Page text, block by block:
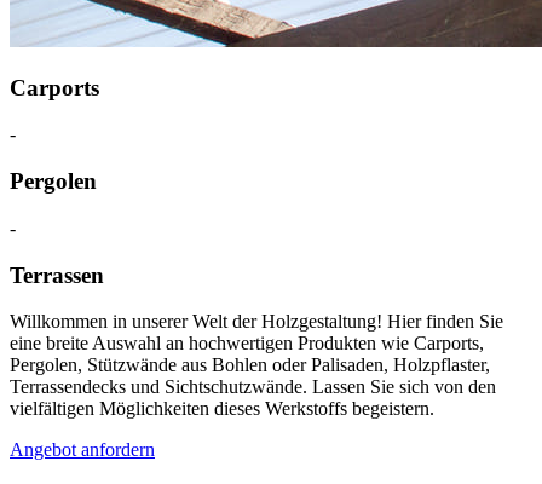
Carports
-
Pergolen
-
Terrassen
Willkommen in unserer Welt der Holzgestaltung! Hier finden Sie
eine breite Auswahl an hochwertigen Produkten wie Carports,
Pergolen, Stützwände aus Bohlen oder Palisaden, Holzpflaster,
Terrassendecks und Sichtschutzwände. Lassen Sie sich von den
vielfältigen Möglichkeiten dieses Werkstoffs begeistern.
Angebot anfordern